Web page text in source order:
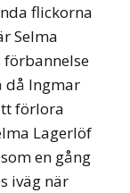
flickorna
Selma
då Ingmar
förlora
Lagerlöf
en gång
iväg när